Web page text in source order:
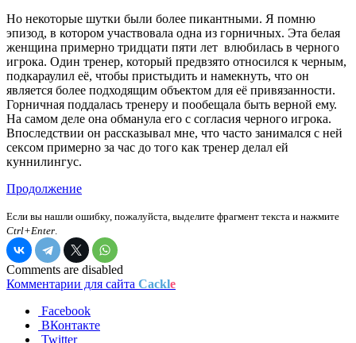
Но некоторые шутки были более пикантными. Я помню
эпизод, в котором участвовала одна из горничных. Эта белая
женщина примерно тридцати пяти лет влюбилась в черного
игрока. Один тренер, который предвзято относился к черным,
подкараулил её, чтобы пристыдить и намекнуть, что он
является более подходящим объектом для её привязанности.
Горничная поддалась тренеру и пообещала быть верной ему.
На самом деле она обманула его с согласия черного игрока.
Впоследствии он рассказывал мне, что часто занимался с ней
сексом примерно за час до того как тренер делал ей
куннилингус.
Продолжение
Если вы нашли ошибку, пожалуйста, выделите фрагмент текста и нажмите
Ctrl+Enter.
Comments are disabled
Комментарии для сайта Cackle
Facebook
ВКонтакте
Twitter